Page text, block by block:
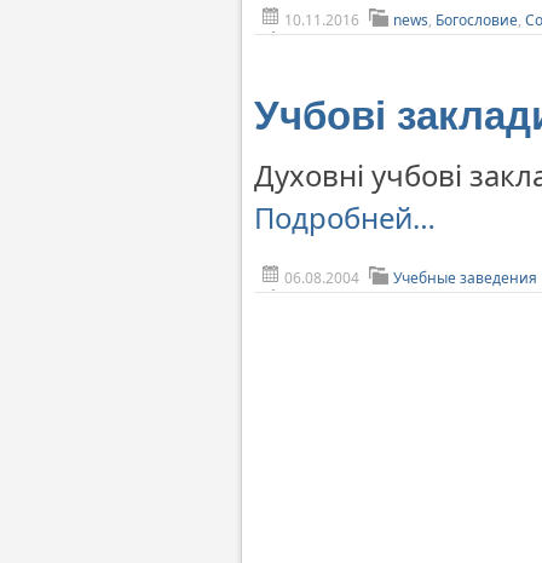
10.11.2016 news, Богословие,
Учбові
Духовні учбові
Подробней…
06.08.2004 Учебные заведения